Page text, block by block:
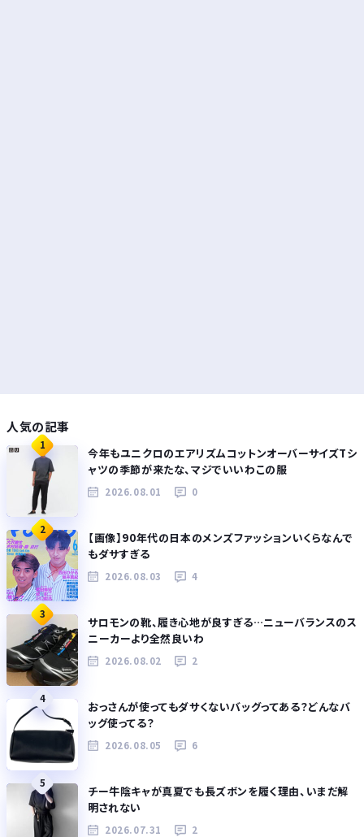
人気の記事
1
今年もユニクロのエアリズムコットンオーバーサイズTシ
ャツの季節が来たな、マジでいいわこの服
2026.08.01 0
2
【画像】90年代の日本のメンズファッションいくらなんで
もダサすぎる
2026.08.03 4
3
サロモンの靴、履き心地が良すぎる…ニューバランスのス
ニーカーより全然良いわ
2026.08.02 2
4
おっさんが使ってもダサくないバッグってある？どんなバ
ッグ使ってる？
2026.08.05 6
5
チー牛陰キャが真夏でも長ズボンを履く理由、いまだ解
明されない
2026.07.31 2